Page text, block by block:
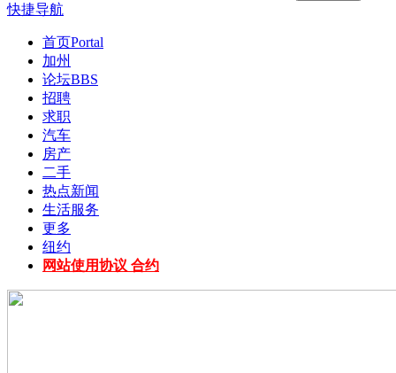
快捷导航
首页Portal
加州
论坛BBS
招聘
求职
汽车
房产
二手
热点新闻
生活服务
更多
纽约
网站使用协议 合约